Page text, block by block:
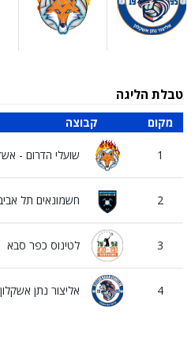
טבלת הליגה
קבוצה מקום
שועלי הדרום - 1
חשמונאים תל 2
לטינוס כפר סבא 3
אליצור נתן אשקלון 4